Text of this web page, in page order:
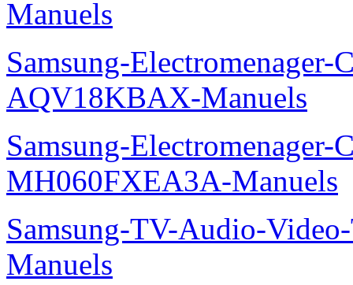
Manuels
Samsung-Electromenager-
AQV18KBAX-Manuels
Samsung-Electromenager-
MH060FXEA3A-Manuels
Samsung-TV-Audio-
Manuels